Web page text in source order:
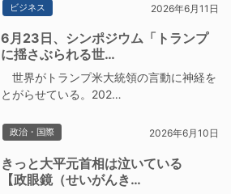
ビジネス 2026年6月11日
6月23日、シンポジウム「トランプ
に揺さぶられる世…
世界がトランプ米大統領の言動に神経を
とがらせている。202…
政治・国際 2026年6月10日
きっと大平元首相は泣いている
【政眼鏡（せいがんき…